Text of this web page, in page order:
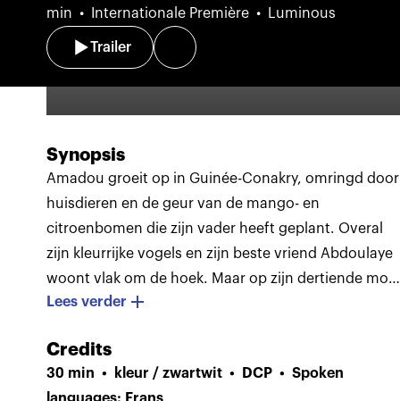
min
Internationale Première Luminous
Trailer
Synopsis
Amadou groeit op in Guinée-Conakry, omringd door
huisdieren en de geur van de mango- en
citroenbomen die zijn vader heeft geplant. Overal
zijn kleurrijke vogels en zijn beste vriend Abdoulaye
woont vlak om de hoek. Maar op zijn dertiende
Amadou dit allemaal achterlaten. Zijn oom wil hem
krijgt een betere opleiding te volgen. Zo jong als hij
is, begint Amadou aan een onvoorstelbare reis
Lees verder
Credits
30 min kleur / zwartwit DCP
Spoken
languages: Frans